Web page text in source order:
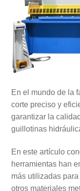
En el mundo de la
corte preciso y
garantizar la
guillotinas
En este artículo
herramientas han
más utilizadas
otros materiales